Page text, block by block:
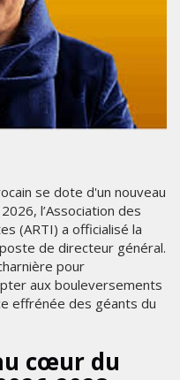
se dote d'un nouveau
l’Association des
(ARTI) a officialisé la
de directeur général.
pour
aux bouleversements
effrénée des géants du
cœur du